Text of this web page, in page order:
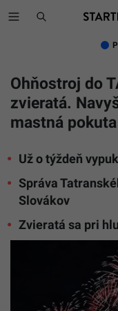
Ohňostroj do
zvieratá.
mastná pokuta
Už o týždeň
Správa
Slovákov
Zvieratá sa pri